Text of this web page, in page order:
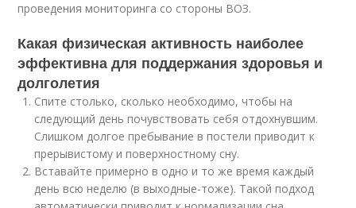
проведения мониторинга со стороны ВОЗ.
Какая физическая активность наиболее
эффективна для поддержания здоровья и
долголетия
Спите столько, сколько необходимо, чтобы на
следующий день почувствовать себя отдохнувшим.
Слишком долгое пребывание в постели приводит к
прерывистому и поверхностному сну.
Вставайте примерно в одно и то же время каждый
день всю неделю (в выходные-тоже). Такой подход